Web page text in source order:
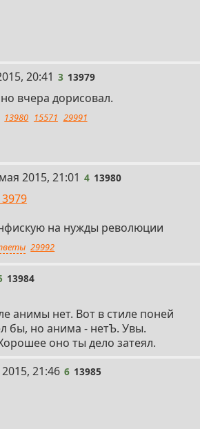
20:41 3 13979
вчера дорисовал.
13980 15571 29991
2015, 21:01 4 13980
на нужды революции
29992
13984
анимы нет. Вот в стиле поней
бы, но анима - нетЪ. Увы.
оно ты дело затеял.
21:46 6 13985